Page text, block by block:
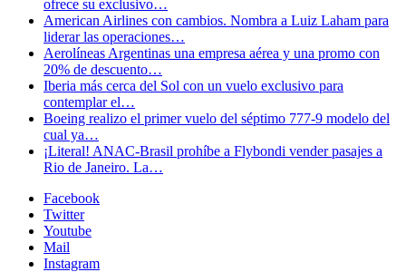
ofrece su exclusivo…
American Airlines con cambios. Nombra a Luiz Laham para
liderar las operaciones…
Aerolíneas Argentinas una empresa aérea y una promo con
20% de descuento…
Iberia más cerca del Sol con un vuelo exclusivo para
contemplar el…
Boeing realizo el primer vuelo del séptimo 777-9 modelo del
cual ya…
¡Literal! ANAC-Brasil prohíbe a Flybondi vender pasajes a
Rio de Janeiro. La…
Facebook
Twitter
Youtube
Mail
Instagram